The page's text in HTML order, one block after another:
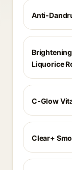
Anti-
Brightening
Liquorice
C-Glow
Clear+